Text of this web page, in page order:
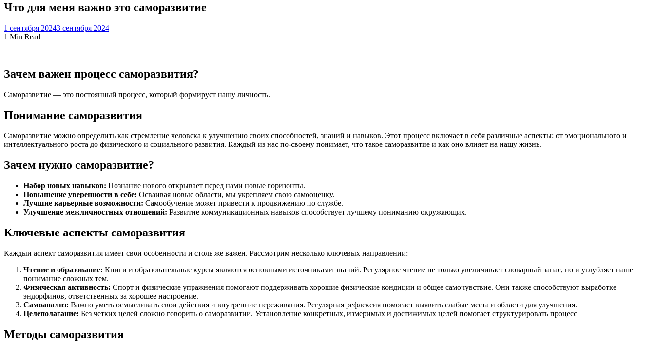
Что для меня важно это саморазвитие
1 сентября 20243 сентября 2024
1 Min Read
Зачем важен процесс саморазвития?
Саморазвитие — это постоянный процесс, который формирует нашу личность.
Понимание саморазвития
Саморазвитие можно определить как стремление человека к улучшению своих способностей, знаний и навыков. Этот процесс включает в себя различные аспекты: от эмоционального и
интеллектуального роста до физического и социального развития. Каждый из нас по-своему понимает, что такое саморазвитие и как оно влияет на нашу жизнь.
Зачем нужно саморазвитие?
Набор новых навыков: Познание нового открывает перед нами новые горизонты.
Повышение уверенности в себе: Осваивая новые области, мы укрепляем свою самооценку.
Лучшие карьерные возможности: Самообучение может привести к продвижению по службе.
Улучшение межличностных отношений: Развитие коммуникационных навыков способствует лучшему пониманию окружающих.
Ключевые аспекты саморазвития
Каждый аспект саморазвития имеет свои особенности и столь же важен. Рассмотрим несколько ключевых направлений:
Чтение и образование: Книги и образовательные курсы являются основными источниками знаний. Регулярное чтение не только увеличивает словарный запас, но и углубляет наше
понимание сложных тем.
Физическая активность: Спорт и физические упражнения помогают поддерживать хорошие физические кондиции и общее самочувствие. Они также способствуют выработке
эндорфинов, ответственных за хорошее настроение.
Самоанализ: Важно уметь осмысливать свои действия и внутренние переживания. Регулярная рефлексия помогает выявить слабые места и области для улучшения.
Целеполагание: Без четких целей сложно говорить о саморазвитии. Установление конкретных, измеримых и достижимых целей помогает структурировать процесс.
Методы саморазвития